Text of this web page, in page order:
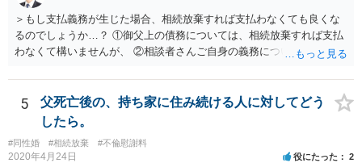
＞もし支払義務が生じた場合、相続放棄すれば支払わなくても良くな
るのでしょうか…？ ①御父上の債務については、相続放棄すれば支払
わなくて構いませんが、 ②相談者さんご自身の義務については、契約
いないので何とも言えません。 そもそも、何の義務も負わないなら、
印鑑証明まで用意して推定相続人にサインさせる意味もないような気
がします。 もし何らかの義務を相続放棄しても負う内容だと困ります
ので、契約書の文面を持って、弁護士に相談に行かれることをお勧め
します。
5
父死亡後の、持ち家に住み続ける人に対してどう
したら。
#同性婚 #相続放棄 #不倫慰謝料
2020年4月24日 役にたった 2